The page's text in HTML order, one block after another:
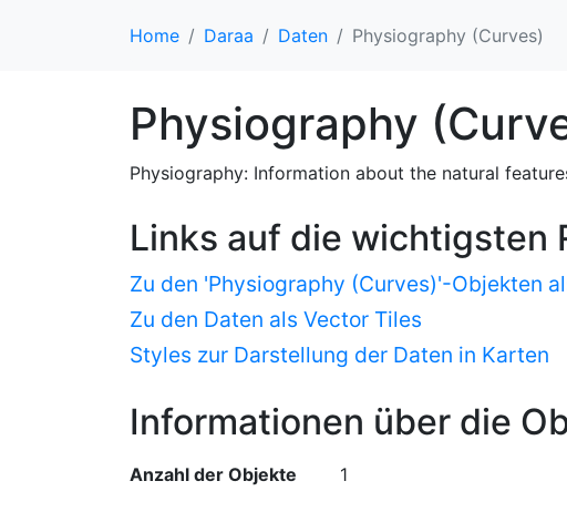
Home Daraa Daten Physiography (Curves)
Physiography
Physiography: Information about the natural
Links auf die wichtigsten
Zu den 'Physiography (Curves)'-Objekten
Zu den Daten als Vector Tiles
Styles zur Darstellung der Daten in Karten
Informationen über die
Anzahl der Objekte 1